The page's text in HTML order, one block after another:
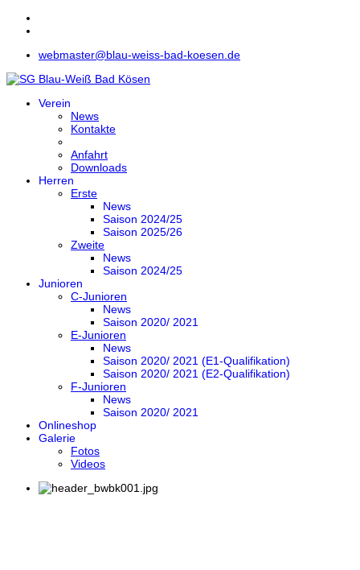
webmaster@blau-weiss-bad-koesen.de
Verein
News
Kontakte
Anfahrt
Downloads
Herren
Erste
News
Saison 2024/25
Saison 2025/26
Zweite
News
Saison 2024/25
Junioren
C-Junioren
News
Saison 2020/ 2021
E-Junioren
News
Saison 2020/ 2021 (E1-Qualifikation)
Saison 2020/ 2021 (E2-Qualifikation)
F-Junioren
News
Saison 2020/ 2021
Onlineshop
Galerie
Fotos
Videos